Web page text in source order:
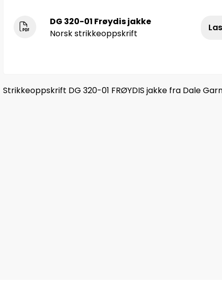
DG 320-01 Frøydis jakke
Norsk strikkeoppskrift
Strikkeoppskrift DG 320-01 FRØYDIS jakke fra Dale